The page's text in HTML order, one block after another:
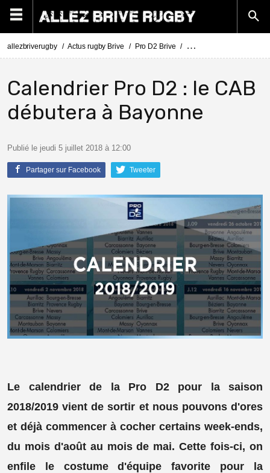
allezbriverugby Actus rugby Brive Pro D2 Brive Calendrier Pro D2 : le
Calendrier Pro D2 : le CAB
débutera à Bayonne
Publié le jeudi 5 juillet 2018 à 12:00
Partager sur Facebook Tweeter
Le calendrier de la Pro D2 pour la saison
2018/2019 vient de sortir et nous pouvons d'ores
et déjà commencer à cocher certains week-ends,
du mois d'août au mois de mai. Cette fois-ci, on
enfile le costume d'équipe favorite pour la